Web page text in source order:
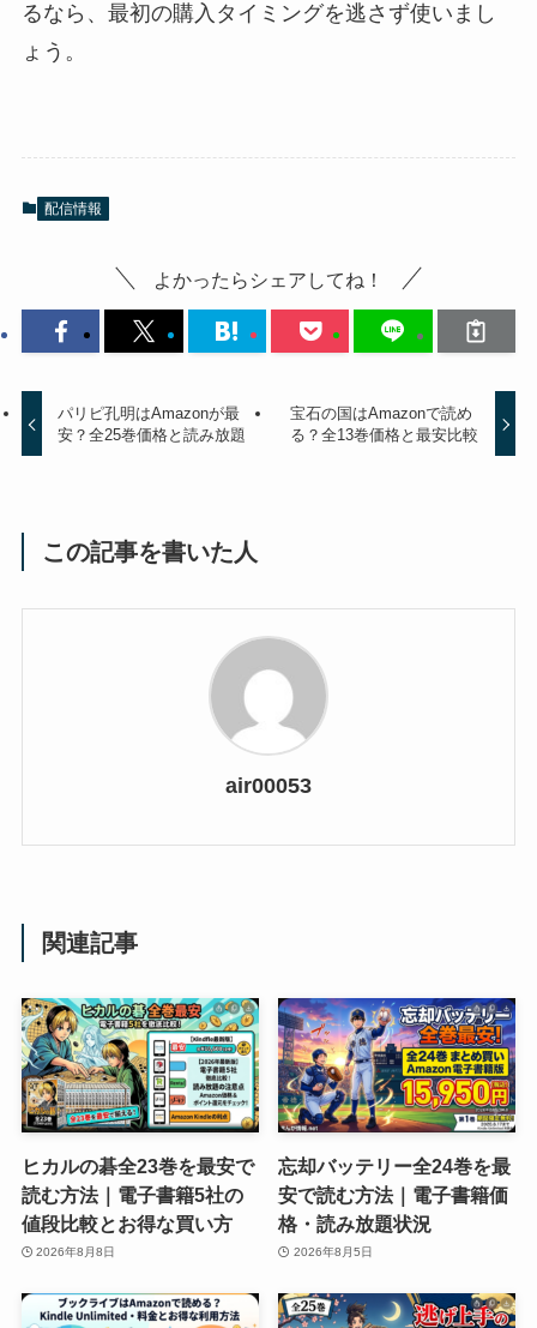
るなら、最初の購入タイミングを逃さず使いまし
ょう。
配信情報
よかったらシェアしてね！
パリピ孔明はAmazonが最
安？全25巻価格と読み放題
宝石の国はAmazonで読め
る？全13巻価格と最安比較
この記事を書いた人
air00053
関連記事
ヒカルの碁全23巻を最安で
読む方法｜電子書籍5社の
値段比較とお得な買い方
2026年8月8日
忘却バッテリー全24巻を最
安で読む方法｜電子書籍価
格・読み放題状況
2026年8月5日